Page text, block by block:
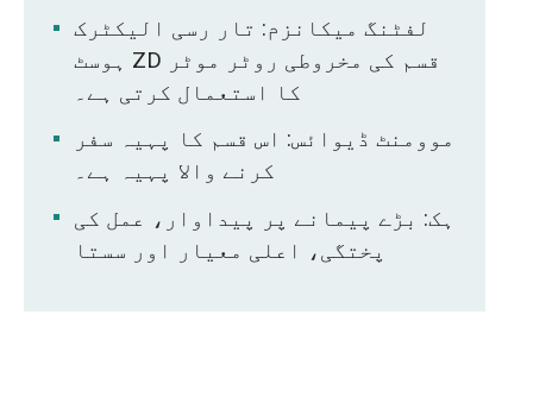
لفٹنگ میکانزم: تار رسی الیکٹرک
ہوسٹ ZD قسم کی مخروطی روٹر موٹر
کا استعمال کرتی ہے۔
موومنٹ ڈیوائس: اس قسم کا پہیہ سفر
کرنے والا پہیہ ہے۔
ہک: بڑے پیمانے پر پیداوار، عمل کی
پختگی، اعلی معیار اور سستا